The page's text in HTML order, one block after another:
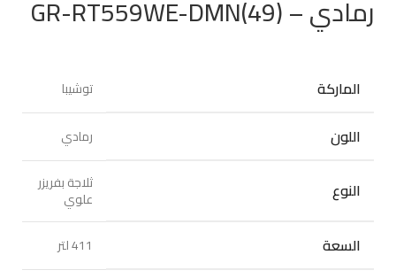
رمادي – GR-RT559WE-DMN(49)
الماركة توشيبا
اللون رمادي
النوع ثلاجة بفريزر
علوي
السعة 411 لتر